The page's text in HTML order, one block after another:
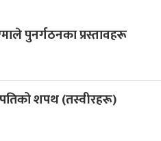
पुनर्गठनका प्रस्तावहरू
शपथ (तस्वीरहरू)